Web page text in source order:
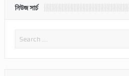
নিউজ সার্চ